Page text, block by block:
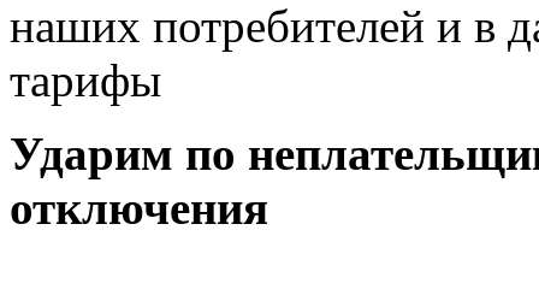
наших потребителей и в
тарифы
Ударим по
отключения